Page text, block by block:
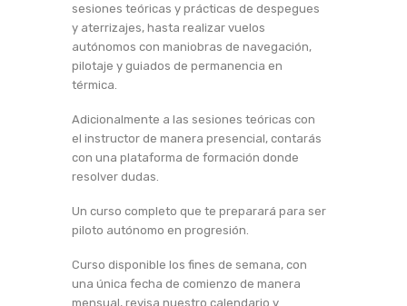
sesiones teóricas y prácticas de despegues
y aterrizajes, hasta realizar vuelos
autónomos con maniobras de navegación,
pilotaje y guiados de permanencia en
térmica.
Adicionalmente a las sesiones teóricas con
el instructor de manera presencial, contarás
con una plataforma de formación donde
resolver dudas.
Un curso completo que te preparará para ser
piloto autónomo en progresión.
Curso disponible los fines de semana, con
una única fecha de comienzo de manera
mensual, revisa nuestro calendario y